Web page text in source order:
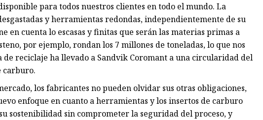
para todos nuestros clientes en todo el mundo. La
y herramientas redondas, independientemente de su
en cuenta lo escasas y finitas que serán las materias primas a
por ejemplo, rondan los 7 millones de toneladas, lo que nos
de reciclaje ha llevado a Sandvik Coromant a una circularidad del
carburo.
los fabricantes no pueden olvidar sus otras obligaciones,
enfoque en cuanto a herramientas y los insertos de carburo
sostenibilidad sin comprometer la seguridad del proceso, y